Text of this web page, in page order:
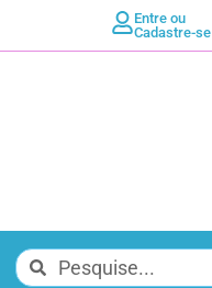
Entre ou
Cadastre-se